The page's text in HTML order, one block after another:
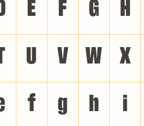
E F G H
U V W X
f g h i